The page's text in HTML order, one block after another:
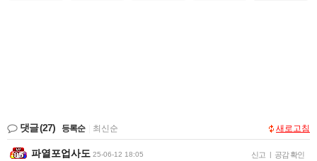
댓글(27) 등록순 최신순 새로고침
파열포업사도 25-06-12 18:05 신고 공감 확인